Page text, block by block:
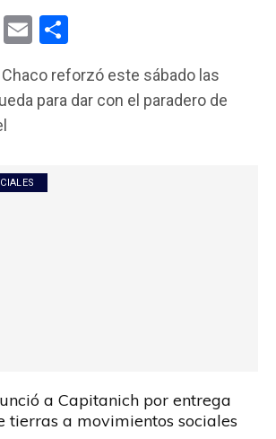
W E
ail m
p
Chaco reforzó este sábado las
para dar con el paradero de
a Capitanich por entrega
tierras a movimientos sociales